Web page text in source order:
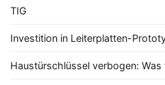
TIG
Investition in Leiterplatten-
Haustürschlüssel verbogen: Was